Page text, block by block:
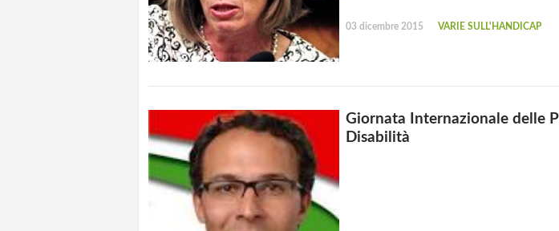
03 dicembre 2015 VARIE SULL'HANDICAP
Giornata Internazionale delle
Disabilità